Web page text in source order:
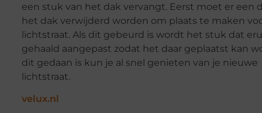
een stuk van het dak vervangt. Eerst moet er een
het dak verwijderd worden om plaats te maken
lichtstraat. Als dit gebeurd is wordt het stuk dat
gehaald aangepast zodat het daar geplaatst kan
dit gedaan is kun je al snel genieten van je nieuwe
lichtstraat.
velux.nl